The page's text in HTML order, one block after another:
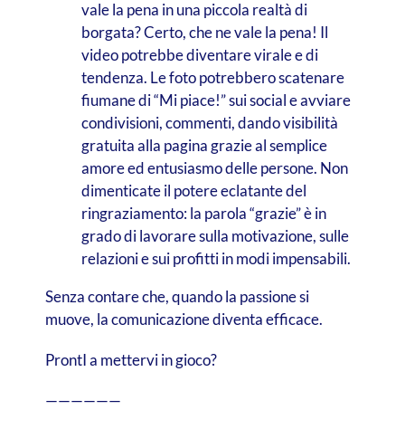
vale la pena in una piccola realtà di
borgata? Certo, che ne vale la pena! Il
video potrebbe diventare virale e di
tendenza. Le foto potrebbero scatenare
fiumane di “Mi piace!” sui social e avviare
condivisioni, commenti, dando visibilità
gratuita alla pagina grazie al semplice
amore ed entusiasmo delle persone. Non
dimenticate il potere eclatante del
ringraziamento: la parola “grazie” è in
grado di lavorare sulla motivazione, sulle
relazioni e sui profitti in modi impensabili.
Senza contare che, quando la passione si
muove, la comunicazione diventa efficace.
ProntI a mettervi in gioco?
——————